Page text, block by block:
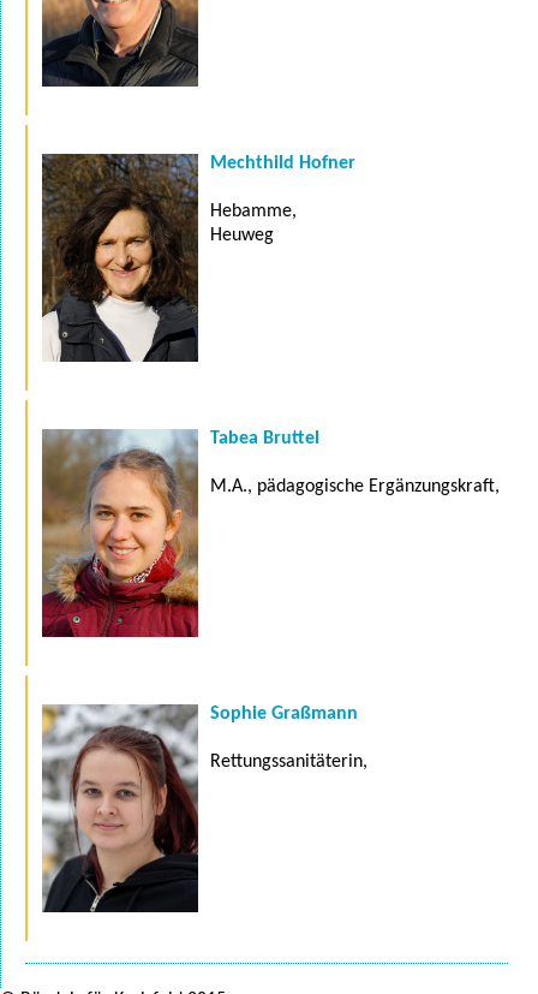
Mechthild Hofner
Hebamme,
Heuweg
Tabea Bruttel
M.A., pädagogische Ergänzungskraft,
Sophie Graßmann
Rettungssanitäterin,